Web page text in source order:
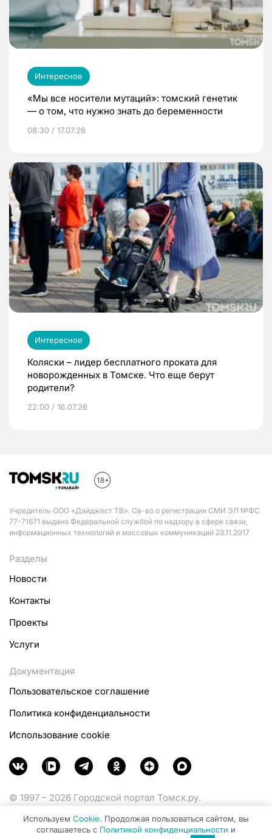
Интересное
«Мы все носители мутаций»: томский генетик
— о том, что нужно знать до беременности
08:30 / 17.07.26
Интересное
Коляски – лидер бесплатного проката для
новорожденных в Томске. Что еще берут
родители?
22:00 / 16.07.26
Учредитель ООО «Дайджест ТВ». Св-во о регистрации СМИ ЭЛ №ФС
77-71671 выдано Федеральной службой по надзору в сфере связи,
информационных технологий и массовых коммуникаций 23.11.2017
Разделы
Новости
Контакты
Проекты
Услуги
Документация
Пользовательское соглашение
Политика конфиденциальности
Использование cookie
© 1997 – 2026 Городской портал Томск.ру.
Министерства цифрового развития, связи и массовых
Используем Cookie. Продолжая пользоваться сайтом, вы
соглашаетесь с Политикой конфиденциальности и